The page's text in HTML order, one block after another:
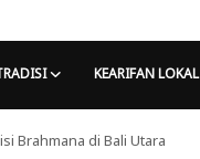
KEARIFAN LOKAL
Brahmana di Bali Utara